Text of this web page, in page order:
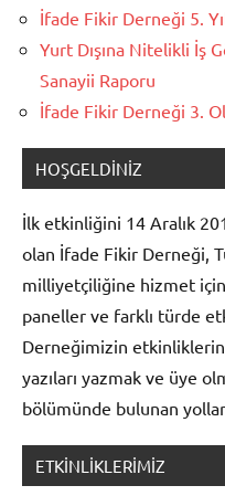
İfade Fikir Derneği 5.
Yurt Dışına Nitelikli İş
Sanayii Raporu
İfade Fikir Derneği 3.
HOŞGELDINIZ
İlk etkinliğini 14 Aralık
olan İfade Fikir Derneği,
milliyetçiliğine hizmet için
paneller ve farklı türde
Derneğimizin
yazıları yazmak ve üye
bölümünde bulunan
ETKINLIKLERIMIZ